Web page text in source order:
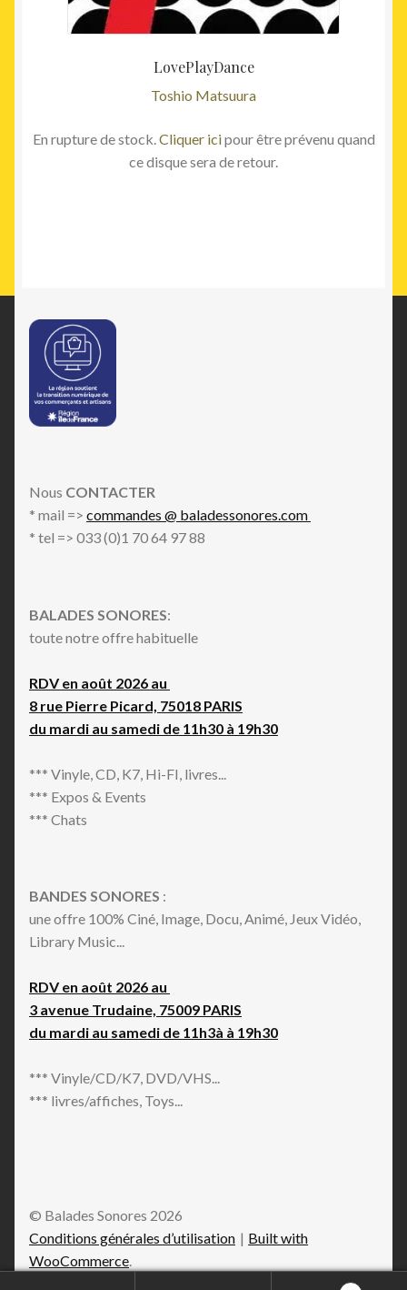
LovePlayDance
Toshio Matsuura
En rupture de stock. Cliquer icipour être prévenu quand
ce disque sera de retour.
Nous CONTACTER
* mail => commandes @ baladessonores.com
* tel => 033 (0)1 70 64 97 88
BALADES SONORES:
toute notre offre habituelle
RDV en août 2026 au
8 rue Pierre Picard, 75018 PARIS
du mardi au samedi de 11h30 à 19h30
*** Vinyle, CD, K7, Hi-FI, livres...
*** Expos & Events
*** Chats
BANDES SONORES :
une offre 100% Ciné, Image, Docu, Animé, Jeux Vidéo,
Library Music...
RDV en août 2026 au
3 avenue Trudaine, 75009 PARIS
du mardi au samedi de 11h3à à 19h30
*** Vinyle/CD/K7, DVD/VHS...
*** livres/affiches, Toys...
© Balades Sonores 2026
Conditions générales d’utilisation
Built with
WooCommerce.